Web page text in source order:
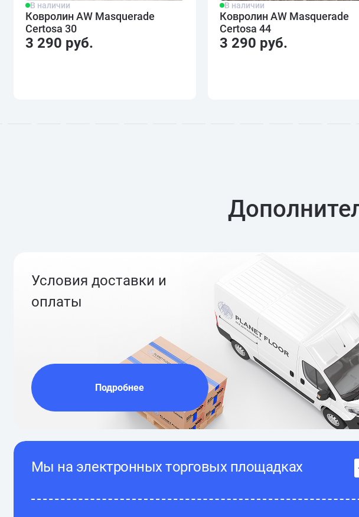
В наличии
Ковролин AW Masquerade
Certosa 30
3 290 руб.
В наличии
Ковролин AW Masquerade
Certosa 44
3 290 руб.
Условия доставки и
оплаты
Подробнее
Мы на электронных торговых площадках